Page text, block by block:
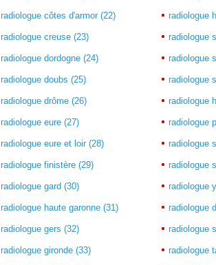
radiologue côtes d'armor (22)
radiologue creuse (23)
radiologue dordogne (24)
radiologue doubs (25)
radiologue drôme (26)
radiologue eure (27)
radiologue eure et loir (28)
radiologue finistère (29)
radiologue gard (30)
radiologue haute garonne (31)
radiologue gers (32)
radiologue gironde (33)
radiologue
radiologue
radiologue
radiologue
radiologue
radiologue
radiologue
radiologue
radiologue
radiologue
radiologue
radiologue